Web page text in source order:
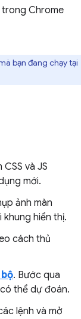
Chrome
bạn đang chạy tại
CSS và JS
mới.
ảnh màn
hiển thị.
cách thủ
. Bước qua
thể dự đoán.
lệnh và mở